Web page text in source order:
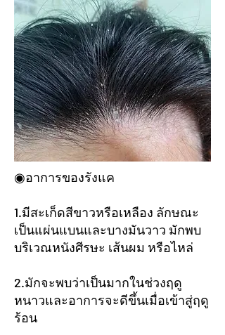
◉อาการของรังแค
1.มีสะเก็ดสีขาวหรือเหลือง ลักษณะ
เป็นแผ่นแบนและบางมันวาว มักพบ
บริเวณหนังศีรษะ เส้นผม หรือไหล่
2.มักจะพบว่าเป็นมากในช่วงฤดู
หนาวและอาการจะดีขึ้นเมื่อเข้าสู่ฤดู
ร้อน